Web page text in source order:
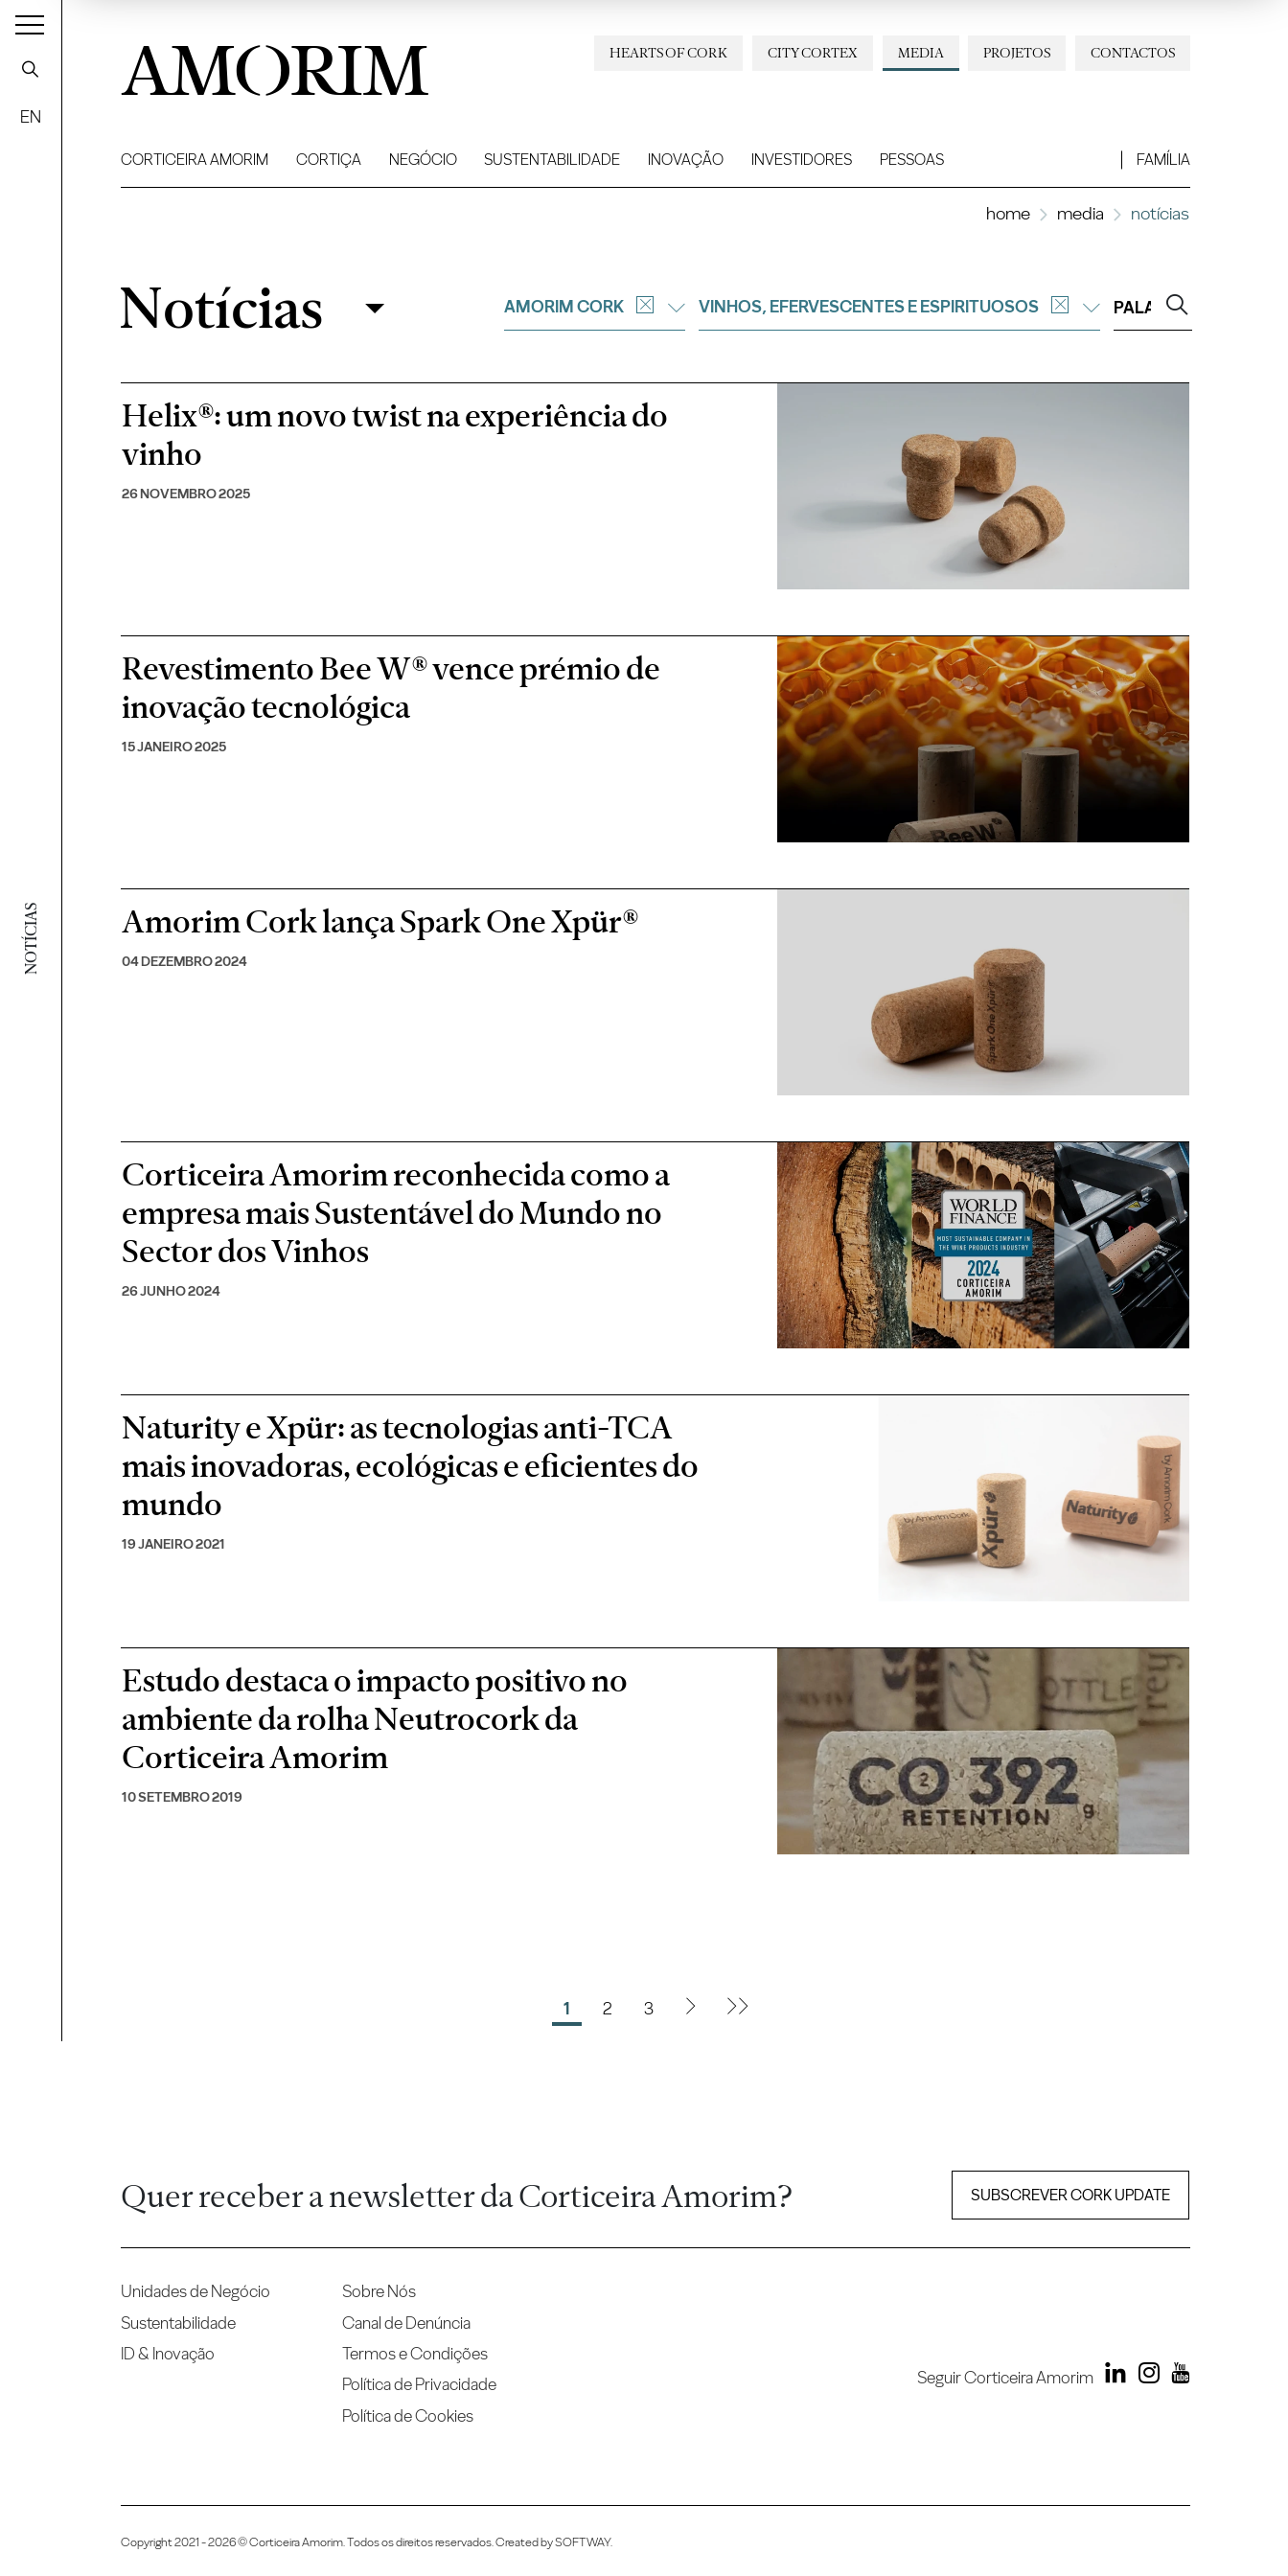
NOTÍCIAS
EN
AMORIM CONTACTOS
PROJETOS
MEDIA
CITY CORTEX
HEARTS OF CORK
CORTICEIRA AMORIM CORTIÇA NEGÓCIO SUSTENTABILIDADE INOVAÇÃO INVESTIDORES PESSOAS FAMÍLIA
home media notícias
Filtrar
Notícias AMORIM CORK VINHOS, EFERVESCENTES E ESPIRITUOSOS
Helix®: um novo twist na experiência do
vinho
26 NOVEMBRO 2025
Revestimento Bee W® vence prémio de
inovação tecnológica
15 JANEIRO 2025
Amorim Cork lança Spark One Xpür®
04 DEZEMBRO 2024
Corticeira Amorim reconhecida como a
empresa mais Sustentável do Mundo no
Sector dos Vinhos
26 JUNHO 2024
Naturity e Xpür: as tecnologias anti-TCA
mais inovadoras, ecológicas e eficientes do
mundo
19 JANEIRO 2021
Estudo destaca o impacto positivo no
ambiente da rolha Neutrocork da
Corticeira Amorim
10 SETEMBRO 2019
1 2 3
Quer receber a newsletter da Corticeira Amorim? SUBSCREVER CORK UPDATE
Unidades de Negócio
Sustentabilidade
ID & Inovação
Sobre Nós
Canal de Denúncia
Termos e Condições
Política de Privacidade
Política de Cookies
Seguir Corticeira Amorim
Copyright 2021 - 2026 © Corticeira Amorim. Todos os direitos reservados. Created bySOFTWAY.